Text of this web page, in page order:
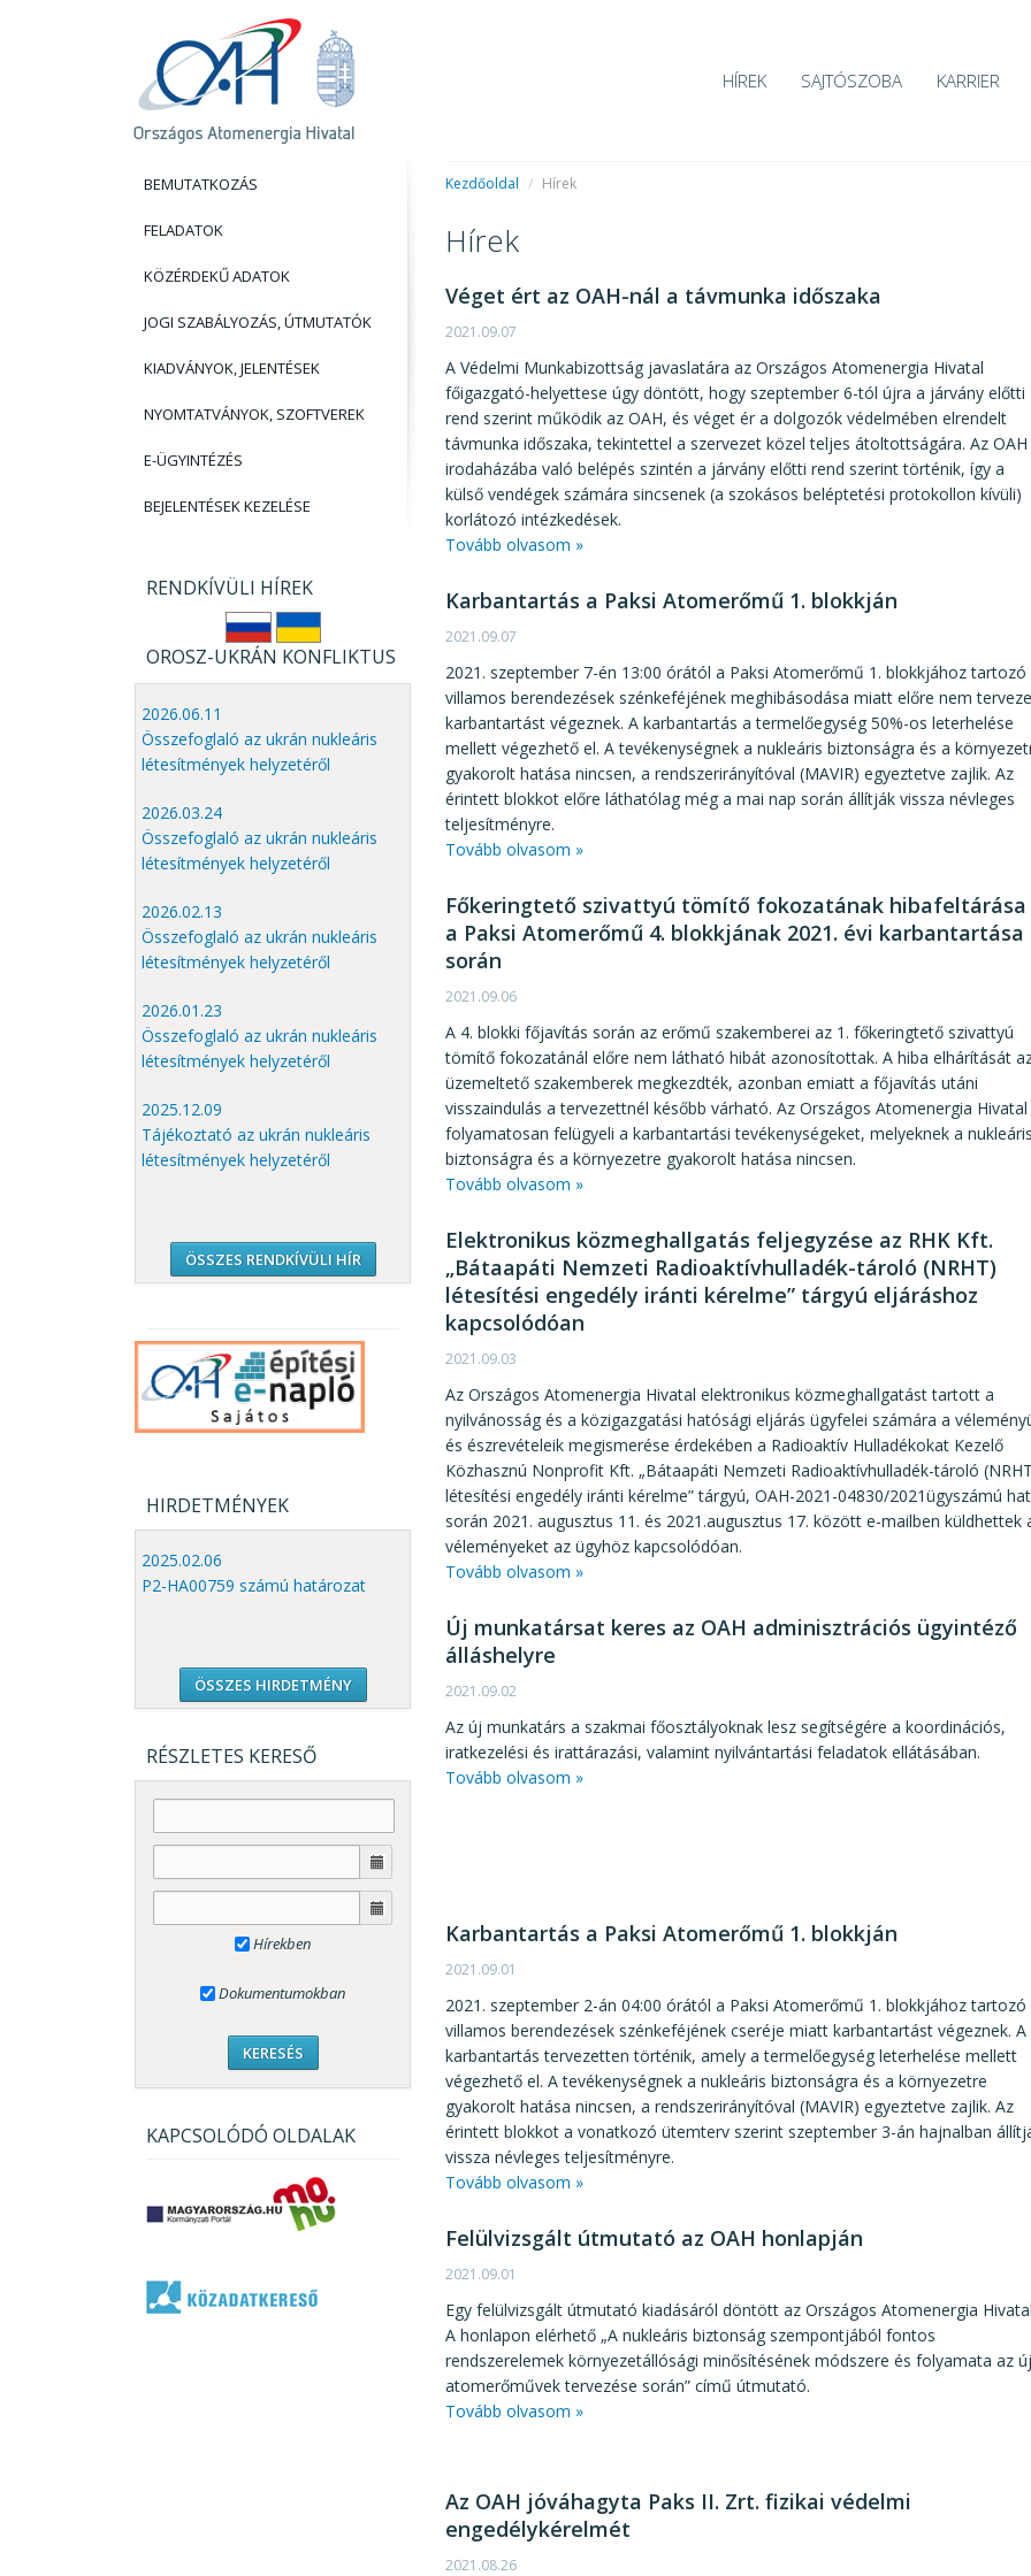
HÍREK SAJTÓSZOBA KARRIER
BEMUTATKOZÁS
FELADATOK
KÖZÉRDEKŰ ADATOK
JOGI SZABÁLYOZÁS, ÚTMUTATÓK
KIADVÁNYOK, JELENTÉSEK
NYOMTATVÁNYOK, SZOFTVEREK
E-ÜGYINTÉZÉS
BEJELENTÉSEK KEZELÉSE
RENDKÍVÜLI HÍREK
OROSZ-UKRÁN KONFLIKTUS
2026.06.11
Összefoglaló az ukrán nukleáris
létesítmények helyzetéről
2026.03.24
Összefoglaló az ukrán nukleáris
létesítmények helyzetéről
2026.02.13
Összefoglaló az ukrán nukleáris
létesítmények helyzetéről
2026.01.23
Összefoglaló az ukrán nukleáris
létesítmények helyzetéről
2025.12.09
Tájékoztató az ukrán nukleáris
létesítmények helyzetéről
ÖSSZES RENDKÍVÜLI HÍR
HIRDETMÉNYEK
2025.02.06
P2-HA00759 számú határozat
ÖSSZES HIRDETMÉNY
RÉSZLETES KERESŐ
Hírekben
Dokumentumokban
KAPCSOLÓDÓ OLDALAK
Kezdőoldal / Hírek
Hírek
Véget ért az OAH-nál a távmunka időszaka
2021.09.07
A Védelmi Munkabizottság javaslatára az Országos Atomenergia Hivatal
főigazgató-helyettese úgy döntött, hogy szeptember 6-tól újra a járvány előtti
rend szerint működik az OAH, és véget ér a dolgozók védelmében elrendelt
távmunka időszaka, tekintettel a szervezet közel teljes átoltottságára. Az OAH
irodaházába való belépés szintén a járvány előtti rend szerint történik, így a
külső vendégek számára sincsenek (a szokásos beléptetési protokollon kívüli)
korlátozó intézkedések.
Tovább olvasom »
Karbantartás a Paksi Atomerőmű 1. blokkján
2021.09.07
2021. szeptember 7-én 13:00 órától a Paksi Atomerőmű 1. blokkjához tartozó
villamos berendezések szénkeféjének meghibásodása miatt előre nem
karbantartást végeznek. A karbantartás a termelőegység 50%-os leterhelése
mellett végezhető el. A tevékenységnek a nukleáris biztonságra és a
gyakorolt hatása nincsen, a rendszerirányítóval (MAVIR) egyeztetve zajlik. Az
érintett blokkot előre láthatólag még a mai nap során állítják vissza névleges
teljesítményre.
Tovább olvasom »
Főkeringtető szivattyú tömítő fokozatának hibafeltárása
a Paksi Atomerőmű 4. blokkjának 2021. évi karbantartása
során
2021.09.06
A 4. blokki főjavítás során az erőmű szakemberei az 1. főkeringtető szivattyú
tömítő fokozatánál előre nem látható hibát azonosítottak. A hiba elhárítását
üzemeltető szakemberek megkezdték, azonban emiatt a főjavítás utáni
visszaindulás a tervezettnél később várható. Az Országos Atomenergia Hivatal
folyamatosan felügyeli a karbantartási tevékenységeket, melyeknek a
biztonságra és a környezetre gyakorolt hatása nincsen.
Tovább olvasom »
Elektronikus közmeghallgatás feljegyzése az RHK Kft.
„Bátaapáti Nemzeti Radioaktívhulladék-tároló (NRHT)
létesítési engedély iránti kérelme” tárgyú eljáráshoz
kapcsolódóan
2021.09.03
Az Országos Atomenergia Hivatal elektronikus közmeghallgatást tartott a
nyilvánosság és a közigazgatási hatósági eljárás ügyfelei számára a
és észrevételeik megismerése érdekében a Radioaktív Hulladékokat Kezelő
Közhasznú Nonprofit Kft. „Bátaapáti Nemzeti Radioaktívhulladék-tároló
létesítési engedély iránti kérelme” tárgyú, OAH-2021-04830/2021ügyszámú
során 2021. augusztus 11. és 2021.augusztus 17. között e-mailben
véleményeket az ügyhöz kapcsolódóan.
Tovább olvasom »
Új munkatársat keres az OAH adminisztrációs ügyintéző
álláshelyre
2021.09.02
Az új munkatárs a szakmai főosztályoknak lesz segítségére a koordinációs,
iratkezelési és irattárazási, valamint nyilvántartási feladatok ellátásában.
Tovább olvasom »
Karbantartás a Paksi Atomerőmű 1. blokkján
2021.09.01
2021. szeptember 2-án 04:00 órától a Paksi Atomerőmű 1. blokkjához tartozó
villamos berendezések szénkeféjének cseréje miatt karbantartást végeznek. A
karbantartás tervezetten történik, amely a termelőegység leterhelése mellett
végezhető el. A tevékenységnek a nukleáris biztonságra és a környezetre
gyakorolt hatása nincsen, a rendszerirányítóval (MAVIR) egyeztetve zajlik. Az
érintett blokkot a vonatkozó ütemterv szerint szeptember 3-án hajnalban
vissza névleges teljesítményre.
Tovább olvasom »
Felülvizsgált útmutató az OAH honlapján
2021.09.01
Egy felülvizsgált útmutató kiadásáról döntött az Országos Atomenergia
A honlapon elérhető „A nukleáris biztonság szempontjából fontos
rendszerelemek környezetállósági minősítésének módszere és folyamata az új
atomerőművek tervezése során” című útmutató.
Tovább olvasom »
Az OAH jóváhagyta Paks II. Zrt. fizikai védelmi
engedélykérelmét
2021.08.26